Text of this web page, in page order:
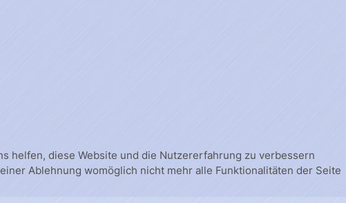
helfen, diese Website und die Nutzererfahrung zu verbessern
Ablehnung womöglich nicht mehr alle Funktionalitäten der Seite